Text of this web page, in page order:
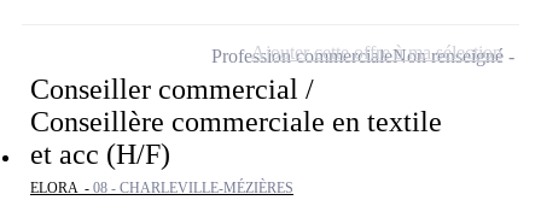
Conseiller commercial /
Conseillère commerciale en textile
et acc (H/F)
ELORA - 08 - CHARLEVILLE-MÉZIÈRES
Profession commercialeNon renseigné
Ajouter cette offre à ma sélection